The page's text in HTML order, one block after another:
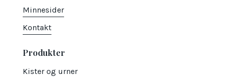
Minnesider
Kontakt
Produkter
Kister og urner